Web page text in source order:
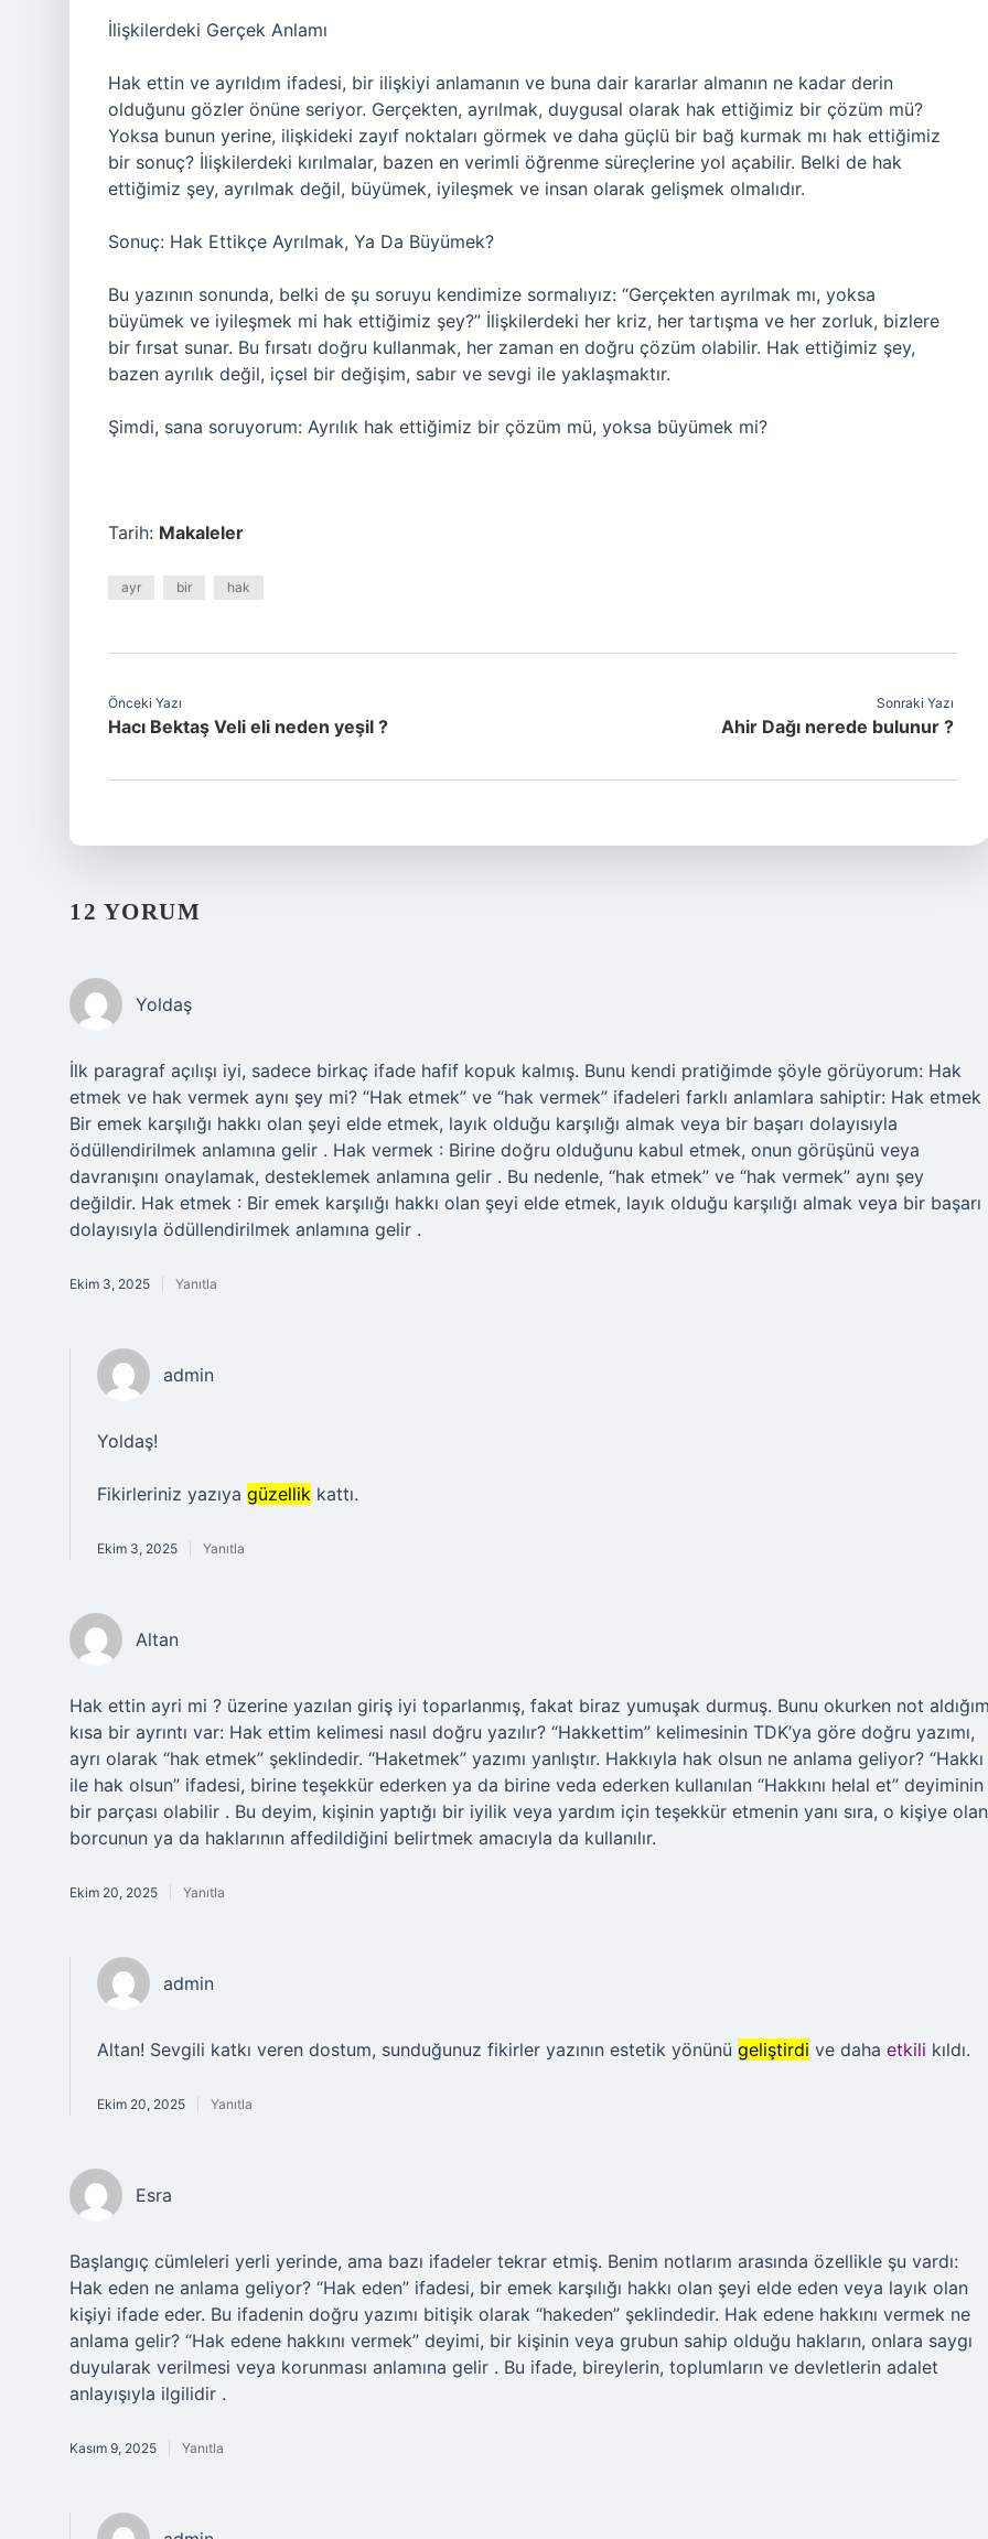
İlişkilerdeki Gerçek Anlamı
Hak ettin ve ayrıldım ifadesi, bir ilişkiyi anlamanın ve buna dair kararlar almanın ne kadar derin
olduğunu gözler önüne seriyor. Gerçekten, ayrılmak, duygusal olarak hak ettiğimiz bir çözüm mü?
Yoksa bunun yerine, ilişkideki zayıf noktaları görmek ve daha güçlü bir bağ kurmak mı hak ettiğimiz
bir sonuç? İlişkilerdeki kırılmalar, bazen en verimli öğrenme süreçlerine yol açabilir. Belki de hak
ettiğimiz şey, ayrılmak değil, büyümek, iyileşmek ve insan olarak gelişmek olmalıdır.
Sonuç: Hak Ettikçe Ayrılmak, Ya Da Büyümek?
Bu yazının sonunda, belki de şu soruyu kendimize sormalıyız: “Gerçekten ayrılmak mı, yoksa
büyümek ve iyileşmek mi hak ettiğimiz şey?” İlişkilerdeki her kriz, her tartışma ve her zorluk, bizlere
bir fırsat sunar. Bu fırsatı doğru kullanmak, her zaman en doğru çözüm olabilir. Hak ettiğimiz şey,
bazen ayrılık değil, içsel bir değişim, sabır ve sevgi ile yaklaşmaktır.
Şimdi, sana soruyorum: Ayrılık hak ettiğimiz bir çözüm mü, yoksa büyümek mi?
Tarih: Makaleler
ayr bir hak
Önceki Yazı
Hacı Bektaş Veli eli neden yeşil ?
Sonraki Yazı
Ahir Dağı nerede bulunur ?
12 YORUM
Yoldaş
İlk paragraf açılışı iyi, sadece birkaç ifade hafif kopuk kalmış. Bunu kendi pratiğimde şöyle görüyorum: Hak
etmek ve hak vermek aynı şey mi? “Hak etmek” ve “hak vermek” ifadeleri farklı anlamlara sahiptir: Hak etmek
Bir emek karşılığı hakkı olan şeyi elde etmek, layık olduğu karşılığı almak veya bir başarı dolayısıyla
ödüllendirilmek anlamına gelir . Hak vermek : Birine doğru olduğunu kabul etmek, onun görüşünü veya
davranışını onaylamak, desteklemek anlamına gelir . Bu nedenle, “hak etmek” ve “hak vermek” aynı şey
değildir. Hak etmek : Bir emek karşılığı hakkı olan şeyi elde etmek, layık olduğu karşılığı almak veya bir başarı
dolayısıyla ödüllendirilmek anlamına gelir .
Ekim 3, 2025 Yanıtla
admin
Yoldaş!
Fikirleriniz yazıya güzellik kattı.
Ekim 3, 2025 Yanıtla
Altan
Hak ettin ayri mi ? üzerine yazılan giriş iyi toparlanmış, fakat biraz yumuşak durmuş. Bunu okurken not
kısa bir ayrıntı var: Hak ettim kelimesi nasıl doğru yazılır? “Hakkettim” kelimesinin TDK’ya göre doğru yazımı,
ayrı olarak “hak etmek” şeklindedir. “Haketmek” yazımı yanlıştır. Hakkıyla hak olsun ne anlama geliyor? “Hakkı
ile hak olsun” ifadesi, birine teşekkür ederken ya da birine veda ederken kullanılan “Hakkını helal et” deyiminin
bir parçası olabilir . Bu deyim, kişinin yaptığı bir iyilik veya yardım için teşekkür etmenin yanı sıra, o kişiye olan
borcunun ya da haklarının affedildiğini belirtmek amacıyla da kullanılır.
Ekim 20, 2025 Yanıtla
admin
Altan! Sevgili katkı veren dostum, sunduğunuz fikirler yazının estetik yönünü geliştirdi ve daha etkili kıldı.
Ekim 20, 2025 Yanıtla
Esra
Başlangıç cümleleri yerli yerinde, ama bazı ifadeler tekrar etmiş. Benim notlarım arasında özellikle şu vardı:
Hak eden ne anlama geliyor? “Hak eden” ifadesi, bir emek karşılığı hakkı olan şeyi elde eden veya layık olan
kişiyi ifade eder. Bu ifadenin doğru yazımı bitişik olarak “hakeden” şeklindedir. Hak edene hakkını vermek ne
anlama gelir? “Hak edene hakkını vermek” deyimi, bir kişinin veya grubun sahip olduğu hakların, onlara saygı
duyularak verilmesi veya korunması anlamına gelir . Bu ifade, bireylerin, toplumların ve devletlerin adalet
anlayışıyla ilgilidir .
Kasım 9, 2025 Yanıtla